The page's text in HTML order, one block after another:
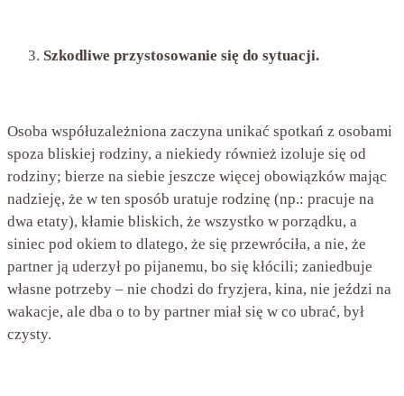
Szkodliwe przystosowanie się do sytuacji.
Osoba współuzależniona zaczyna unikać spotkań z osobami
spoza bliskiej rodziny, a niekiedy również izoluje się od
rodziny; bierze na siebie jeszcze więcej obowiązków mając
nadzieję, że w ten sposób uratuje rodzinę (np.: pracuje na
dwa etaty), kłamie bliskich, że wszystko w porządku, a
siniec pod okiem to dlatego, że się przewróciła, a nie, że
partner ją uderzył po pijanemu, bo się kłócili; zaniedbuje
własne potrzeby – nie chodzi do fryzjera, kina, nie jeździ na
wakacje, ale dba o to by partner miał się w co ubrać, był
czysty.